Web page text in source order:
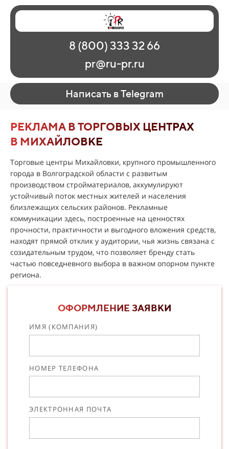
Главная
Наши работы
О рекламе
Регионы
Контакты
8 (800) 333 32 66
pr@ru-pr.ru
Написать в Telegram
РЕКЛАМА В ТОРГОВЫХ ЦЕНТРАХ
В МИХАЙЛОВКЕ
Торговые центры Михайловки, крупного промышленного
города в Волгоградской области с развитым
производством стройматериалов, аккумулируют
устойчивый поток местных жителей и населения
близлежащих сельских районов. Рекламные
коммуникации здесь, построенные на ценностях
прочности, практичности и выгодного вложения средств,
находят прямой отклик у аудитории, чья жизнь связана с
созидательным трудом, что позволяет бренду стать
частью повседневного выбора в важном опорном пункте
региона.
ОФОРМЛЕНИЕ ЗАЯВКИ
ИМЯ (КОМПАНИЯ)
НОМЕР ТЕЛЕФОНА
ЭЛЕКТРОННАЯ ПОЧТА